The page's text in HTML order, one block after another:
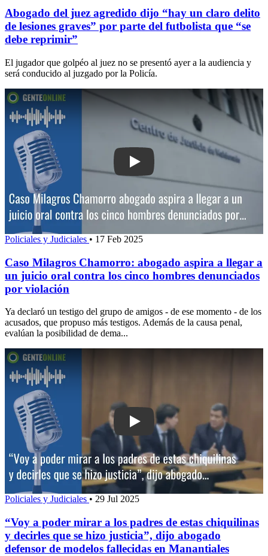
Abogado del juez agredido dijo “hay un claro delito
de lesiones graves” por parte del futbolista que “se
debe reprimir”
El jugador que golpéo al juez no se presentó ayer a la audiencia y
será conducido al juzgado por la Policía.
Play: Caso Milagros Chamorro:
Policiales y Judiciales • 17 Feb 2025
Caso Milagros Chamorro: abogado aspira a llegar a
un juicio oral contra los cinco hombres denunciados
por violación
Ya declaró un testigo del grupo de amigos - de ese momento - de los
acusados, que propuso más testigos. Además de la causa penal,
evalúan la posibilidad de dema...
Play: “Voy a poder mirar a los padres
Policiales y Judiciales • 29 Jul 2025
“Voy a poder mirar a los padres de estas chiquilinas
y decirles que se hizo justicia”, dijo abogado
defensor de modelos fallecidas en Manantiales